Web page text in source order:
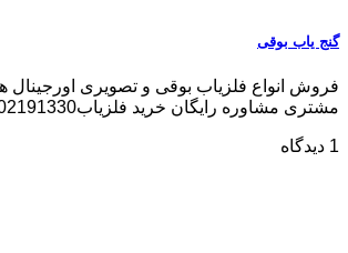
گنج یاب بوقی
فروش انواع فلزیاب بوقی و تصویری
مشتری مشاوره رایگان خرید فلزیاب09102191330
1 دیدگاه